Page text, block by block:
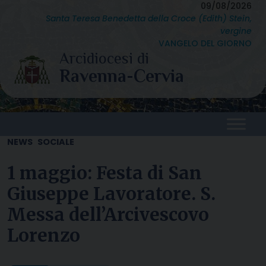
09/08/2026
Santa Teresa Benedetta della Croce (Edith) Stein,
vergine
VANGELO DEL GIORNO
NEWS SOCIALE
1 maggio: Festa di San
Giuseppe Lavoratore. S.
Messa dell’Arcivescovo
Lorenzo